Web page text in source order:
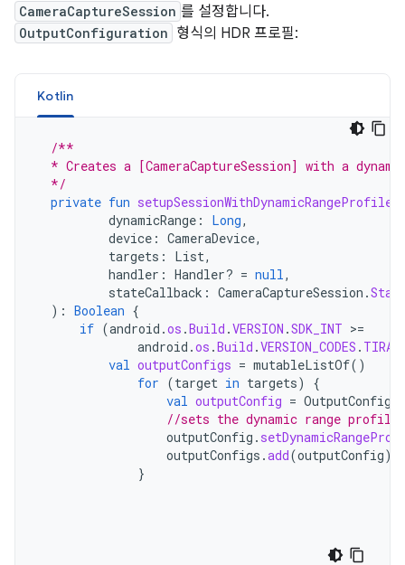
CameraCaptureSession 를 설정합니다.
OutputConfiguration 형식의 HDR 프로필:
Kotlin
/**
* Creates a [CameraCaptureSession] with a
  */
private fun setupSessionWithDynamicRangeProfile
dynamicRange : Long,
device : CameraDevice,
targets : List,
handler : Handler? = null,
stateCallback : CameraCaptureSession .
): Boolean {
if (android .os .Build .VERSION .SDK_INT >=
android .os .Build .VERSION_CODES .
val outputConfigs = mutableListOf()
for (target in targets)
{
val outputConfig =
//sets the dynamic range profile,
outputConfig .
outputConfigs .add(outputConfig)
}